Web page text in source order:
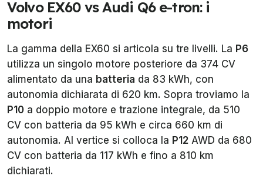
Volvo EX60 vs Audi Q6 e-tron: i
motori
La gamma della EX60 si articola su tre livelli. La P6
utilizza un singolo motore posteriore da 374 CV
alimentato da una batteria da 83 kWh, con
autonomia dichiarata di 620 km. Sopra troviamo la
P10 a doppio motore e trazione integrale, da 510
CV con batteria da 95 kWh e circa 660 km di
autonomia. Al vertice si colloca la P12 AWD da 680
CV con batteria da 117 kWh e fino a 810 km
dichiarati.